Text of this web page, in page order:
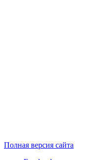
Полная версия сайта